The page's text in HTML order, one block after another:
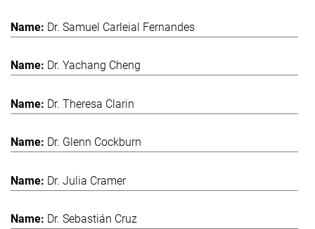
Dr. Samuel Carleial Fernandes
Dr. Yachang Cheng
Dr. Theresa Clarin
Dr. Glenn Cockburn
Dr. Julia Cramer
Dr. Sebastián Cruz